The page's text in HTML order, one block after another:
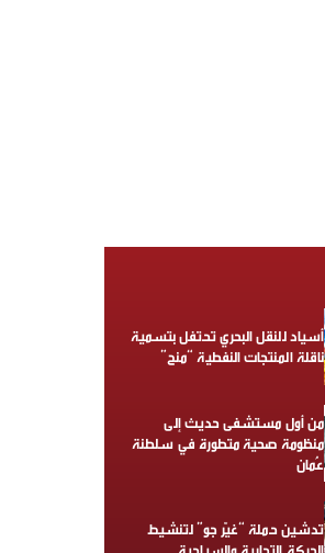
أسياد للنقل البحري تحتفل بتسمية
ناقلة المنتجات النفطية “منح”
من أول مستشفى حديث إلى
منظومة صحية متطورة في سلطنة
عُمان
تدشين حملة “غيّر جو” لتنشيط